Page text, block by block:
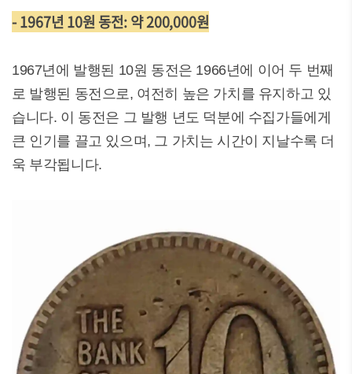
- 1967년 10원 동전: 약 200,000원
1967년에 발행된 10원 동전은 1966년에 이어 두 번째
로 발행된 동전으로, 여전히 높은 가치를 유지하고 있
습니다. 이 동전은 그 발행 년도 덕분에 수집가들에게
큰 인기를 끌고 있으며, 그 가치는 시간이 지날수록 더
욱 부각됩니다.